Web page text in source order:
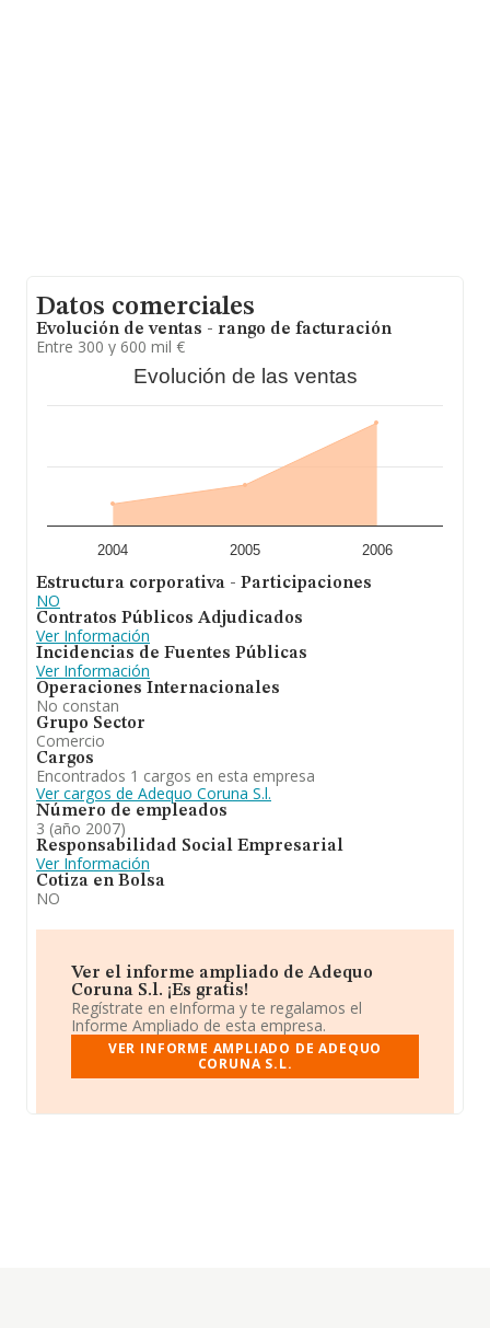
Datos comerciales
Evolución de ventas - rango de facturación
Entre 300 y 600 mil €
Evolución de las ventas
2004 2005 2006
Estructura corporativa - Participaciones
NO
Contratos Públicos Adjudicados
Ver Información
Incidencias de Fuentes Públicas
Ver Información
Operaciones Internacionales
No constan
Grupo Sector
Comercio
Cargos
Encontrados 1 cargos en esta empresa
Ver cargos de Adequo Coruna S.l.
Número de empleados
3 (año 2007)
Responsabilidad Social Empresarial
Ver Información
Cotiza en Bolsa
NO
Ver el informe ampliado de Adequo
Coruna S.l. ¡Es gratis!
Regístrate en eInforma y te regalamos el
Informe Ampliado de esta empresa.
VER INFORME AMPLIADO DE ADEQUO
CORUNA S.L.